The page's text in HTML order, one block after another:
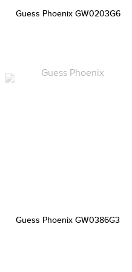
Guess Phoenix GW0203G6
Guess Phoenix GW0386G3